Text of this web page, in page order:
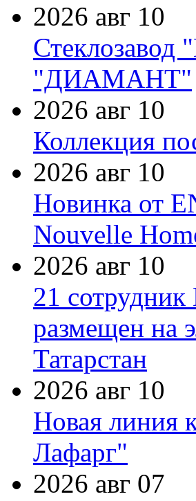
2026 авг 10
Стеклозавод
"ДИАМАНТ"
2026 авг 10
Коллекция
2026 авг 10
Новинка от
Nouvelle
2026 авг 10
21
размещен на
Татарстан
2026 авг 10
Новая линия
Лафарг"
2026 авг 07